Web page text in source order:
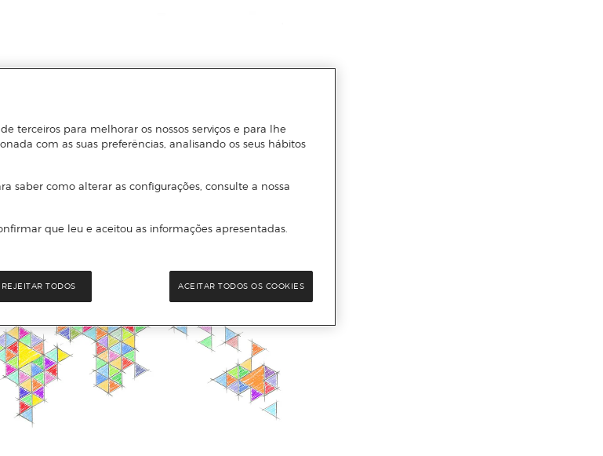
terceiros para melhorar os nossos serviços e para lhe
com as suas preferências, analisando os seus hábitos
saber como alterar as configurações, consulte a nossa
que leu e aceitou as informações apresentadas.
REJEITAR TODOS ACEITAR TODOS OS COOKIES